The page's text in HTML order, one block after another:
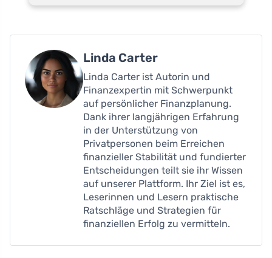
Linda Carter
Linda Carter ist Autorin und
Finanzexpertin mit Schwerpunkt
auf persönlicher Finanzplanung.
Dank ihrer langjährigen Erfahrung
in der Unterstützung von
Privatpersonen beim Erreichen
finanzieller Stabilität und fundierter
Entscheidungen teilt sie ihr Wissen
auf unserer Plattform. Ihr Ziel ist es,
Leserinnen und Lesern praktische
Ratschläge und Strategien für
finanziellen Erfolg zu vermitteln.